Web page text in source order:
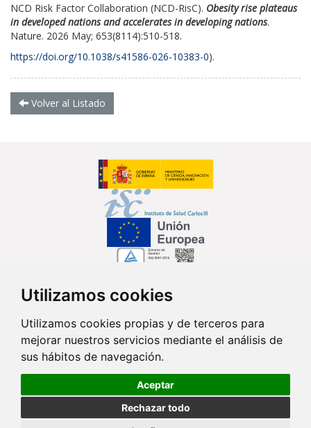
Utilizamos cookies
Utilizamos cookies propias y de terceros para
mejorar nuestros servicios mediante el análisis de
sus hábitos de navegación.
Aceptar
Rechazar todo
NCD Risk Factor Collaboration (NCD-RisC). Obesity rise plateaus
in developed nations and accelerates in developing nations.
Nature. 2026 May; 653(8114):510-518.
https://doi.org/10.1038/s41586-026-10383-0).
Volver al Listado
Síguenos en...
Contacto
Av. Monforte de Lemos, 3-5. Pabellón 11. Planta 0 28029 Madrid
info@ciberisciii.es